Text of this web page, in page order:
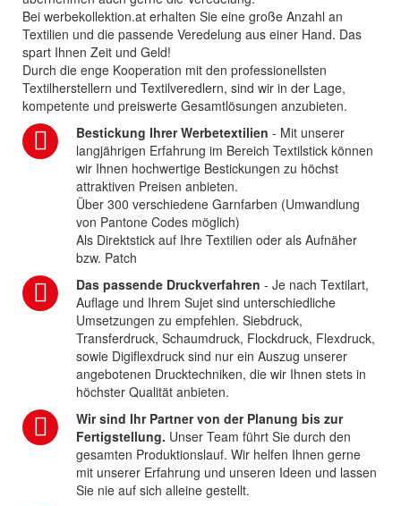
Bei werbekollektion.at erhalten Sie eine große Anzahl an
Textilien und die passende Veredelung aus einer Hand. Das
spart Ihnen Zeit und Geld!
Durch die enge Kooperation mit den professionellsten
Textilherstellern und Textilveredlern, sind wir in der Lage,
kompetente und preiswerte Gesamtlösungen anzubieten.
Bestickung Ihrer Werbetextilien - Mit unserer
langjährigen Erfahrung im Bereich Textilstick können
wir Ihnen hochwertige Bestickungen zu höchst
attraktiven Preisen anbieten.
Über 300 verschiedene Garnfarben (Umwandlung
von Pantone Codes möglich)
Als Direktstick auf Ihre Textilien oder als Aufnäher
bzw. Patch
Das passende Druckverfahren - Je nach Textilart,
Auflage und Ihrem Sujet sind unterschiedliche
Umsetzungen zu empfehlen. Siebdruck,
Transferdruck, Schaumdruck, Flockdruck, Flexdruck,
sowie Digiflexdruck sind nur ein Auszug unserer
angebotenen Drucktechniken, die wir Ihnen stets in
höchster Qualität anbieten.
Wir sind Ihr Partner von der Planung bis zur
Fertigstellung. Unser Team führt Sie durch den
gesamten Produktionslauf. Wir helfen Ihnen gerne
mit unserer Erfahrung und unseren Ideen und lassen
Sie nie auf sich alleine gestellt.